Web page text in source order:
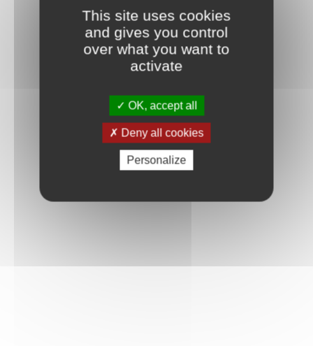
This site uses cookies
and gives you control
over what you want to
activate
OK, accept all
Deny all cookies
Personalize